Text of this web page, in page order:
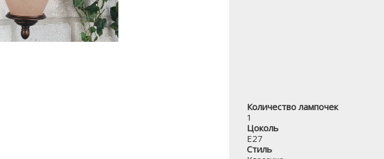
Количество лампочек
1
Цоколь
E27
Стиль